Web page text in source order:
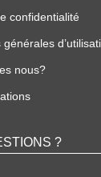
confidentialité
nous?
?